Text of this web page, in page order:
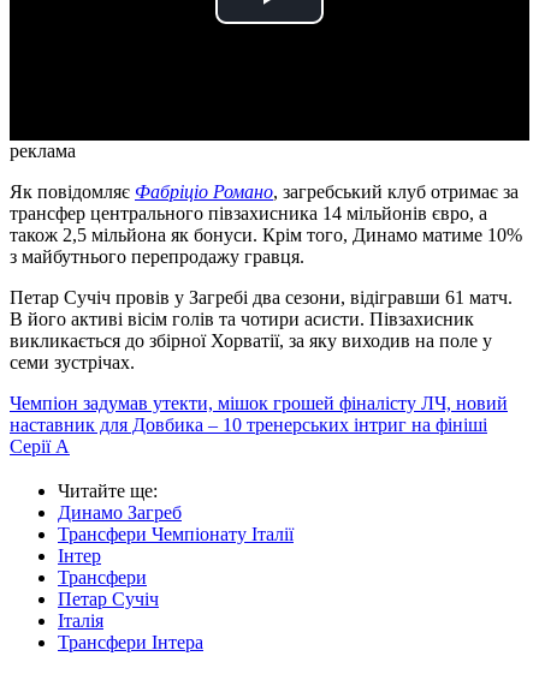
Play
реклама
Як повідомляє Фабріціо Романо, загребський клуб отримає за
трансфер центрального півзахисника 14 мільйонів євро, а
також 2,5 мільйона як бонуси. Крім того, Динамо матиме 10%
з майбутнього перепродажу гравця.
Петар Сучіч провів у Загребі два сезони, відігравши 61 матч.
В його активі вісім голів та чотири асисти. Півзахисник
викликається до збірної Хорватії, за яку виходив на поле у
семи зустрічах.
Чемпіон задумав утекти, мішок грошей фіналісту ЛЧ, новий
наставник для Довбика – 10 тренерських інтриг на фініші
Серії А
Читайте ще:
Динамо Загреб
Трансфери Чемпіонату Італії
Інтер
Трансфери
Петар Сучіч
Італія
Трансфери Інтера